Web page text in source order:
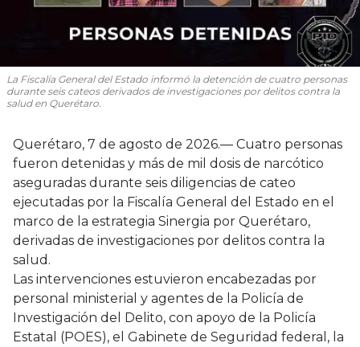
La Fiscalía General del Estado informó la detención de cuatro personas
durante seis cateos derivados de investigaciones por delitos contra la
salud en Querétaro.
Querétaro, 7 de agosto de 2026.— Cuatro personas
fueron detenidas y más de mil dosis de narcótico
aseguradas durante seis diligencias de cateo
ejecutadas por la Fiscalía General del Estado en el
marco de la estrategia Sinergia por Querétaro,
derivadas de investigaciones por delitos contra la
salud.
Las intervenciones estuvieron encabezadas por
personal ministerial y agentes de la Policía de
Investigación del Delito, con apoyo de la Policía
Estatal (POES), el Gabinete de Seguridad federal, la